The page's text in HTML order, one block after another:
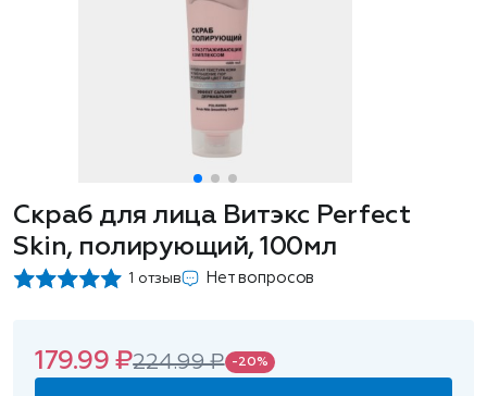
Скраб для лица Витэкс Perfect
Skin, полирующий, 100мл
1 отзыв Нет вопросов
179.99 ₽224.99 ₽ -20%